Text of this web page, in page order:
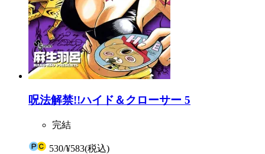
呪法解禁!!ハイド＆クローサー 5
完結
530/¥583(税込)